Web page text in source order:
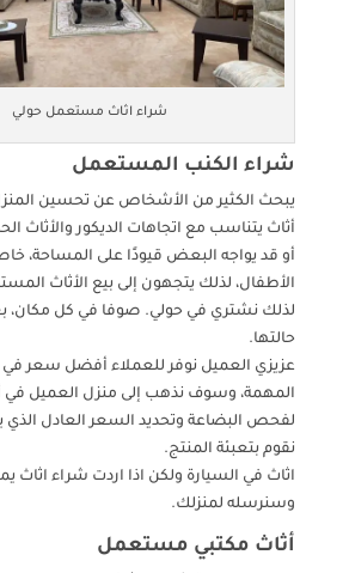
شراء اثاث مستعمل حولي
شراء الكنب المستعمل
يبحث الكثير من الأشخاص عن تحسين
أثاث يتناسب مع اتجاهات الديكور والأثاث
أو قد يواجه البعض قيودًا على المساحة،
الأطفال، لذلك يتجهون إلى بيع الأثاث
لذلك نشتري في حولي. صوفا في كل مكان،
حالتها.
عزيزي العميل نوفر للعملاء أفضل سعر في
المهمة، وسوف نذهب إلى منزل العميل
لفحص البضاعة وتحديد السعر العادل الذي
نقوم بتعبئة المنتج.
اثاث في السيارة ولكن اذا اردت شراء اثاث
وسنرسله لمنزلك.
أثاث مكتبي مستعمل